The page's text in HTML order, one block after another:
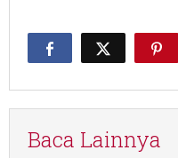
Baca Lainnya